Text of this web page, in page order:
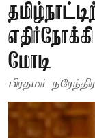
மோடி
பிரதமர்